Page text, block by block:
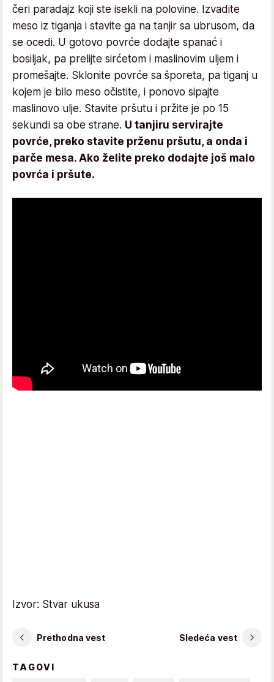
čeri paradajz koji ste isekli na polovine. Izvadite
meso iz tiganja i stavite ga na tanjir sa ubrusom, da
se ocedi. U gotovo povrće dodajte spanać i
bosiljak, pa prelijte sirćetom i maslinovim uljem i
promešajte. Sklonite povrće sa šporeta, pa tiganj u
kojem je bilo meso očistite, i ponovo sipajte
maslinovo ulje. Stavite pršutu i pržite je po 15
sekundi sa obe strane. U tanjiru servirajte
povrće, preko stavite prženu pršutu, a onda i
parče mesa. Ako želite preko dodajte još malo
povrća i pršute.
Izvor: Stvar ukusa
Prethodna vest Sledeća vest
TAGOVI